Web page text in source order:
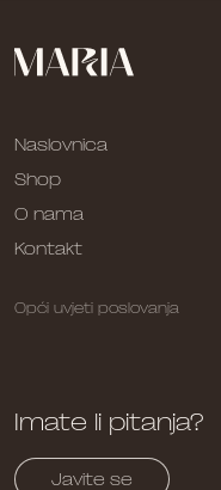
Naslovnica
Shop
O nama
Kontakt
Opći uvjeti poslovanja
Imate li pitanja?
Javite se